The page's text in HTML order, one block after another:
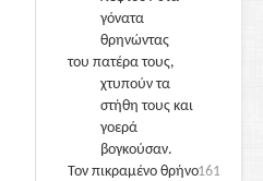
γόνατα
θρηνώντας
του πατέρα τους,
χτυπούν τα
στήθη τους και
γοερά
βογκούσαν.
1610
Τον πικραμένο θρήνο